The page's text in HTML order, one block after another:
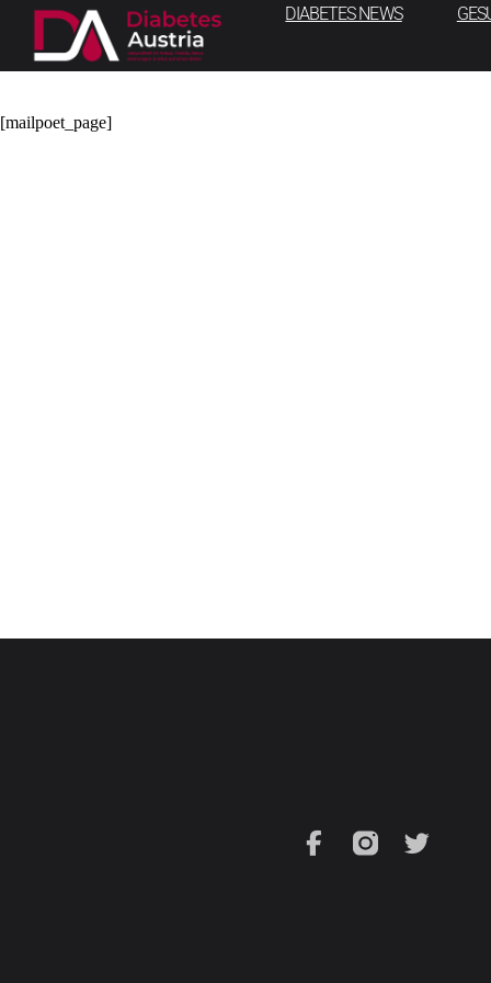
DIABETES NEWS
MailPoet-Seite
Diabetes Austria
[mailpoet_page]